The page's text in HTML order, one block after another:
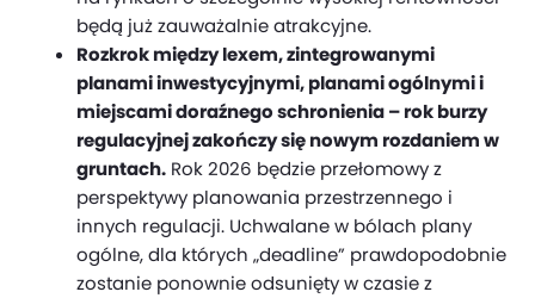
będą już zauważalnie atrakcyjne.
Rozkrok między lexem, zintegrowanymi
planami inwestycyjnymi, planami ogólnymi i
miejscami doraźnego schronienia – rok burzy
regulacyjnej zakończy się nowym rozdaniem w
gruntach. Rok 2026 będzie przełomowy z
perspektywy planowania przestrzennego i
innych regulacji. Uchwalane w bólach plany
ogólne, dla których „deadline” prawdopodobnie
zostanie ponownie odsunięty w czasie z